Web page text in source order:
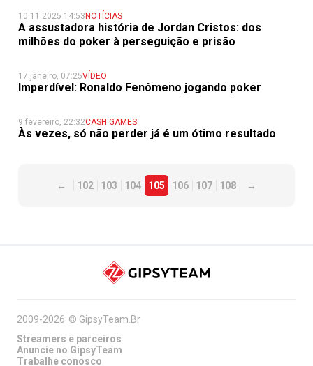
10.11.2025 14:53 NOTÍCIAS
A assustadora história de Jordan Cristos: dos
milhões do poker à perseguição e prisão
17 janeiro, 07:25VÍDEO
Imperdível: Ronaldo Fenômeno jogando poker
9 fevereiro, 22:32CASH GAMES
Às vezes, só não perder já é um ótimo resultado
← 102 103 104 105 106 107 108 →
2009-2026 © GipsyTeam.Br
Streamers e parceiros
Anuncie no GipsyTeam
Trabalhe conosco